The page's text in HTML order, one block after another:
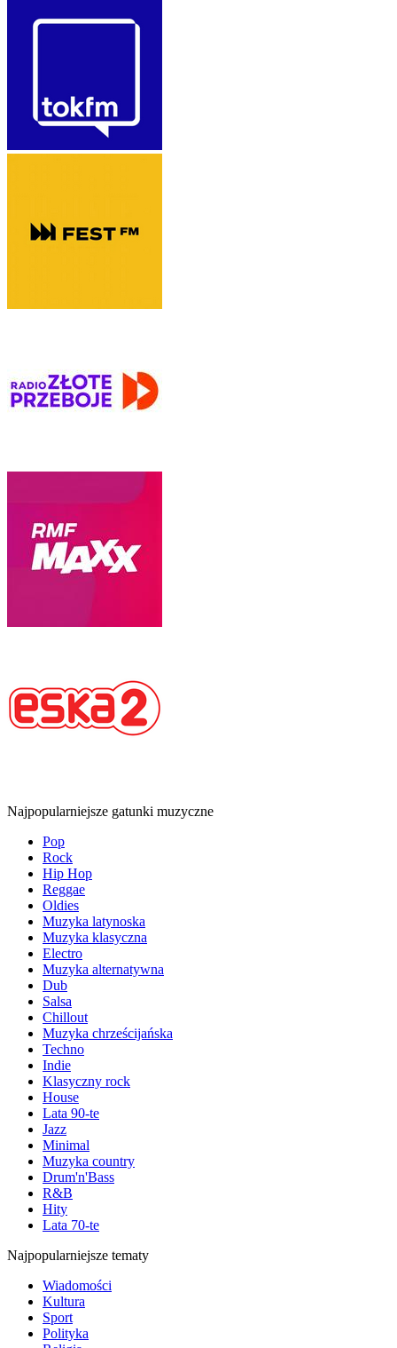
Najpopularniejsze gatunki muzyczne
Pop
Rock
Hip Hop
Reggae
Oldies
Muzyka latynoska
Muzyka klasyczna
Electro
Muzyka alternatywna
Dub
Salsa
Chillout
Muzyka chrześcijańska
Techno
Indie
Klasyczny rock
House
Lata 90-te
Jazz
Minimal
Muzyka country
Drum'n'Bass
R&B
Hity
Lata 70-te
Najpopularniejsze tematy
Wiadomości
Kultura
Sport
Polityka